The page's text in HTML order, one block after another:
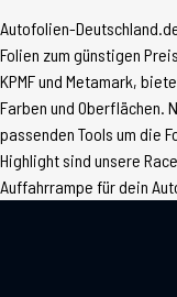
Autofolien-
Folien zum günstigen
KPMF und Metamark,
Farben und Oberflächen.
passenden Tools um die
Highlight sind unsere
Auffahrrampe für dein